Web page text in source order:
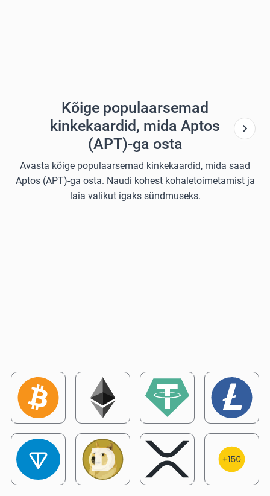
Kõige populaarsemad
kinkekaardid, mida Aptos
(APT)-ga osta
Avasta kõige populaarsemad kinkekaardid, mida saad
Aptos (APT)-ga osta. Naudi kohest kohaletoimetamist ja
laia valikut igaks sündmuseks.